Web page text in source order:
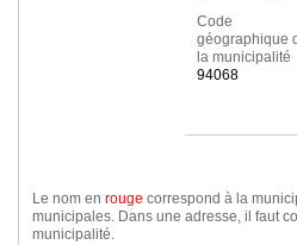
Code
géographique
la municipalité
94068
Le nom en rouge correspond à la
municipales. Dans une adresse, il faut
municipalité.